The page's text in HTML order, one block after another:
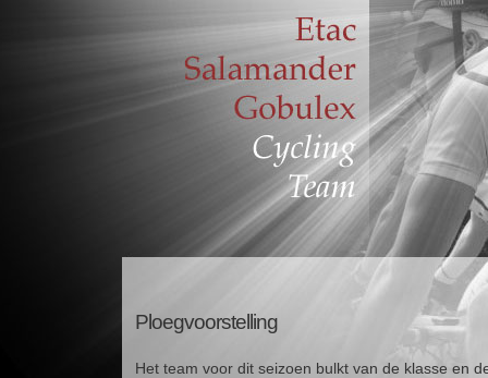
Ploegvoorstelling
Het team voor dit seizoen bulkt van de klasse en